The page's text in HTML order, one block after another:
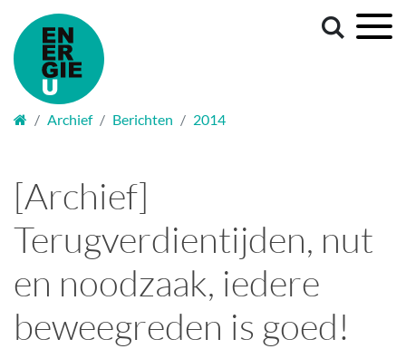
Welkom
Archief Berichten 2014
[Archief]
Terugverdientijden, nut
en noodzaak, iedere
beweegreden is goed!